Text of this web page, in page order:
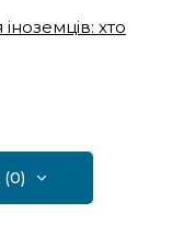
хто